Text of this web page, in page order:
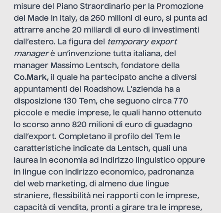
misure del Piano Straordinario per la Promozione
del Made In Italy, da 260 milioni di euro, si punta ad
attrarre anche 20 miliardi di euro di investimenti
dall’estero. La figura del temporary export
managerè un’invenzione tutta italiana, del
manager Massimo Lentsch, fondatore della
Co.Mark, il quale ha partecipato anche a diversi
appuntamenti del Roadshow. L’azienda ha a
disposizione 130 Tem, che seguono circa 770
piccole e medie imprese, le quali hanno ottenuto
lo scorso anno 820 milioni di euro di guadagno
dall’export. Completano il profilo del Tem le
caratteristiche indicate da Lentsch, quali una
laurea in economia ad indirizzo linguistico oppure
in lingue con indirizzo economico, padronanza
del web marketing, di almeno due lingue
straniere, flessibilità nei rapporti con le imprese,
capacità di vendita, pronti a girare tra le imprese,